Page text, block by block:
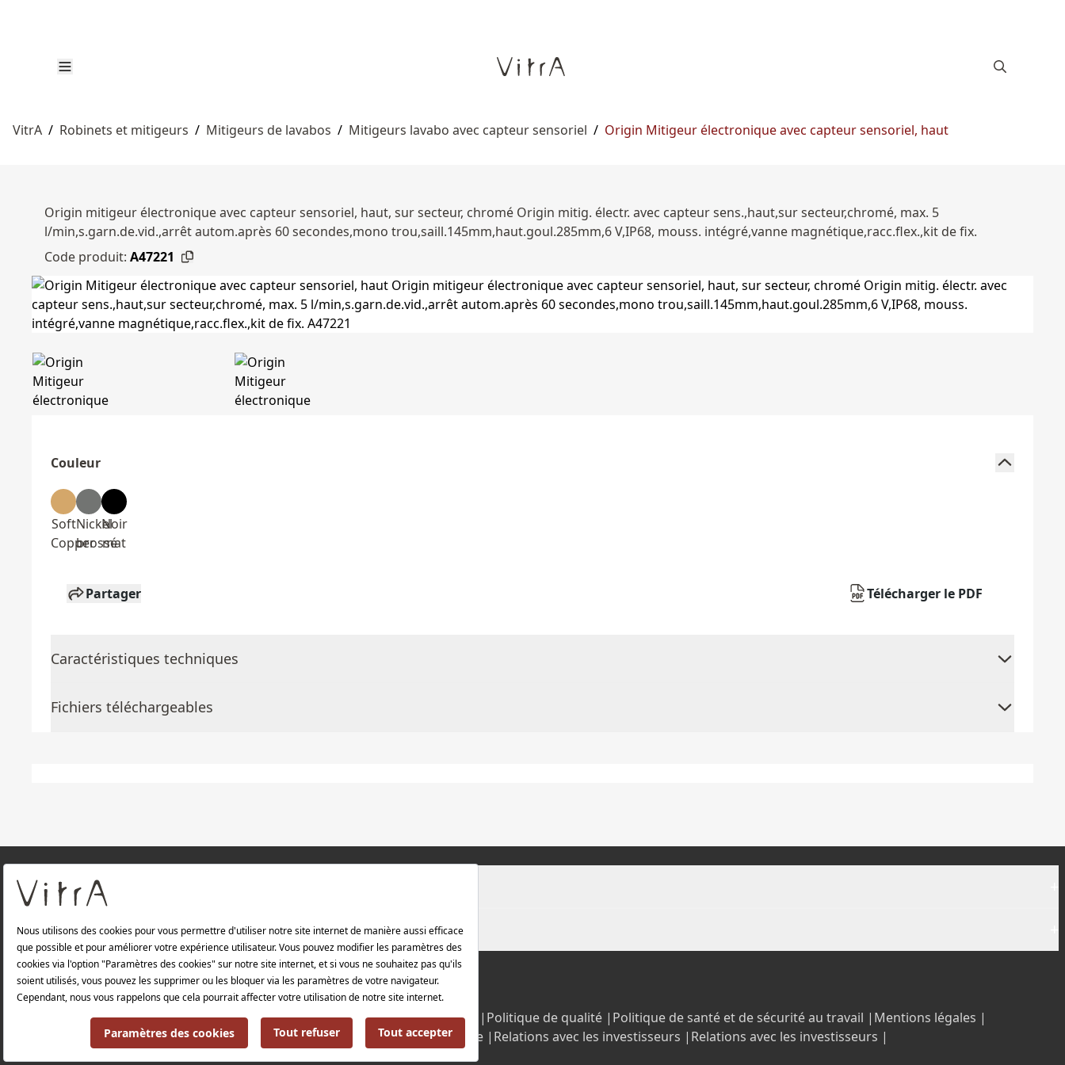
VitrA / Robinets et mitigeurs / Mitigeurs de lavabos / Mitigeurs lavabo avec capteur sensoriel / Origin Mitigeur électronique avec capteur sensoriel, haut
Origin mitigeur électronique avec capteur sensoriel, haut, sur secteur, chromé Origin mitig. électr. avec capteur sens.,haut,sur secteur,chromé, max. 5
l/min,s.garn.de.vid.,arrêt autom.après 60 secondes,mono trou,saill.145mm,haut.goul.285mm,6 V,IP68, mouss. intégré,vanne magnétique,racc.flex.,kit de fix.
Code produit: A47221
Couleur
Soft
Copper
Nickel
brossé
Noir
mat
Partager Télécharger le PDF
Caractéristiques techniques
Fichiers téléchargeables
À PROPOS DE NOUS
Produits
Politique de confidentialité et politique de protection des données | Politique de qualité | Politique de santé et de sécurité au travail | Mentions légales |
Politique environnementale |
Politique énergétique | Relations avec les investisseurs | Relations avec les investisseurs |